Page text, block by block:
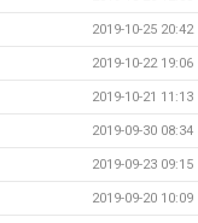
2019-10-25 20:42
2019-10-22 19:06
2019-10-21 11:13
2019-09-30 08:34
2019-09-23 09:15
2019-09-20 10:09